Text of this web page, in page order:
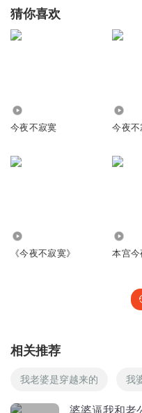
怎么打电话
离婚（如果没孩子）
心疼张明老师，遇到
懂！体力活累呀！
猜你喜欢
今夜不寂寞 今夜不
《今夜不寂寞》 本宫
相关推荐
我老婆是穿越来的 我